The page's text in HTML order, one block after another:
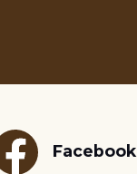
Facebook